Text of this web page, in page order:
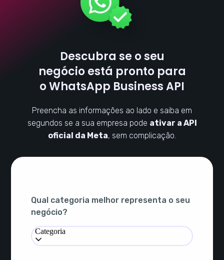
Qual categoria melhor representa o seu
negócio?
Categoria
Descubra se o seu
negócio está pronto para
o WhatsApp Business API
Preencha as informações ao lado e saiba em
segundos se a sua empresa pode ativar a API
oficial da Meta, sem complicação.